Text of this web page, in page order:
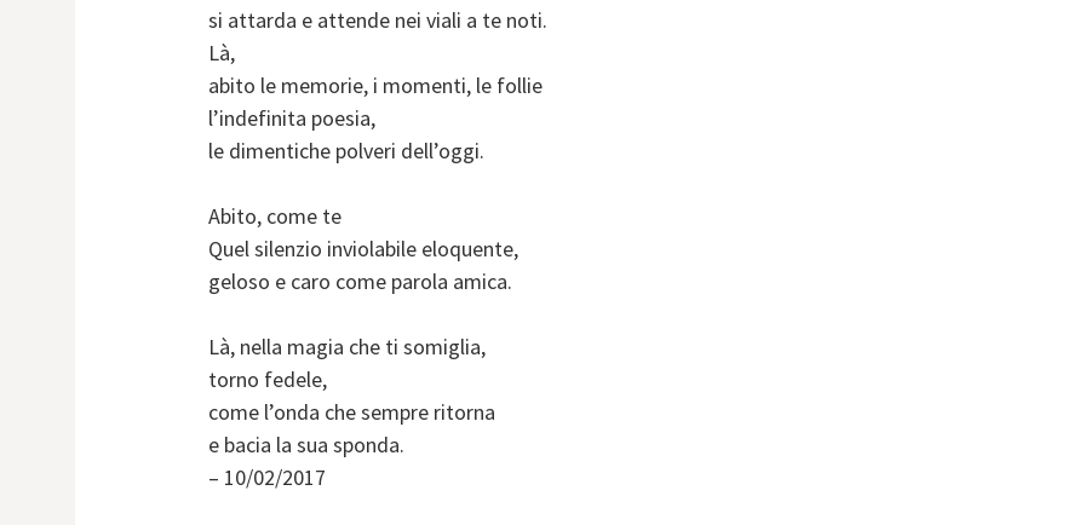
si attarda e attende nei viali a te noti.
Là,
abito le memorie, i momenti, le follie
l’indefinita poesia,
le dimentiche polveri dell’oggi.
Abito, come te
Quel silenzio inviolabile eloquente,
geloso e caro come parola amica.
Là, nella magia che ti somiglia,
torno fedele,
come l’onda che sempre ritorna
e bacia la sua sponda.
– 10/02/2017